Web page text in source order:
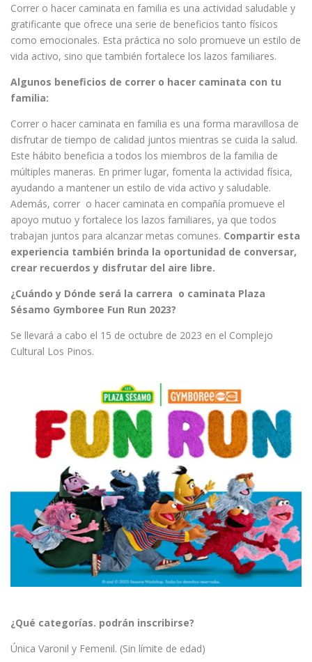
Correr o hacer caminata en familia es una actividad saludable y
gratificante que ofrece una serie de beneficios tanto físicos
como emocionales. Esta práctica no solo promueve un estilo de
vida activo, sino que también fortalece los lazos familiares.
Algunos beneficios de correr o hacer caminata con tu
familia:
Correr o hacer caminata en familia es una forma maravillosa de
disfrutar de tiempo de calidad juntos mientras se cuida la salud.
Este hábito beneficia a todos los miembros de la familia de
múltiples maneras. En primer lugar, fomenta la actividad física,
ayudando a mantener un estilo de vida activo y saludable.
Además, correr o hacer caminata en compañía promueve el
apoyo mutuo y fortalece los lazos familiares, ya que todos
trabajan juntos para alcanzar metas comunes. Compartir esta
experiencia también brinda la oportunidad de conversar,
crear recuerdos y disfrutar del aire libre.
¿Cuándo y Dónde será la carrera o caminata Plaza
Sésamo Gymboree Fun Run 2023?
Se llevará a cabo el 15 de octubre de 2023 en el Complejo
Cultural Los Pinos.
¿Qué categorías. podrán inscribirse?
Única Varonil y Femenil. (Sin límite de edad)